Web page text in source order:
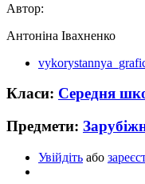
Автор:
Антоніна Івахненко
Класи: Середня
Предмети:
Увійдіть або